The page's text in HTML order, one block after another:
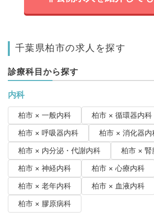
千葉県柏市の求人を探す
診療科目から探す
内科
柏市 × 一般内科
柏市 × 循環器内科
柏市 × 呼吸器内科
柏市 × 消化器内
柏市 × 内分泌・代謝内科
柏市 × 腎
柏市 × 神経内科
柏市 × 心療内科
柏市 × 老年内科
柏市 × 血液内科
柏市 × 膠原病科